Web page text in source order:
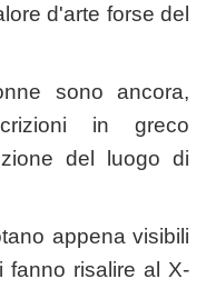
d'arte forse del
sono ancora,
in greco
del luogo di
appena visibili
fanno risalire al X-